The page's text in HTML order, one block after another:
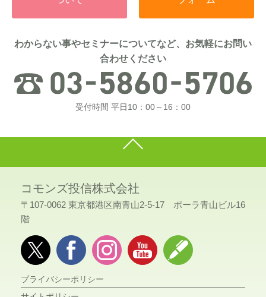
わからない事やセミナーについてなど、お気軽にお問い
合わせください
受付時間 平日10：00～16：00
コモンズ投信株式会社
〒107-0062 東京都港区南青山2-5-17 ポーラ青山ビル16
階
プライバシーポリシー